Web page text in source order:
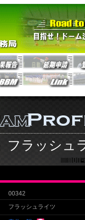
フラッシュ
00342
フラッシュライツ